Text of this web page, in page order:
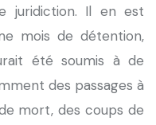
juridiction. Il en est
mois de détention,
été soumis à de
des passages à
mort, des coups de